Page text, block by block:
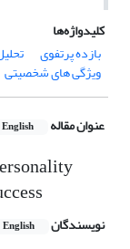
کلیدواژه‌ها
بازده پرتفوی
ویژگی های شخصیتی
عنوان مقاله English
نویسندگان English